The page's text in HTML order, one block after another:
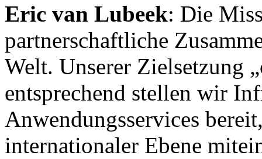
Eric van Lubeek: Die
partnerschaftliche
Welt. Unserer Zielsetzung
entsprechend stellen wir
Anwendungsservices
internationaler Ebene